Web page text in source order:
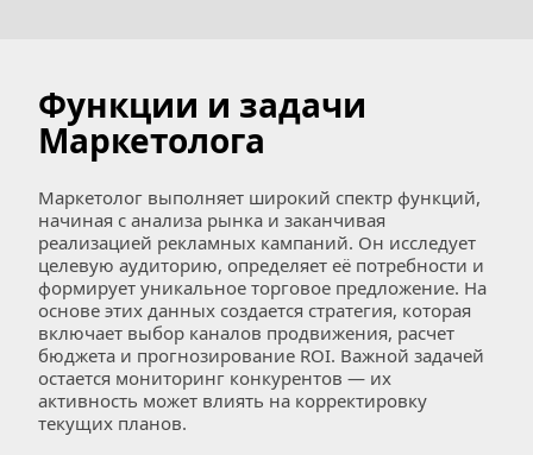
Функции и задачи
Маркетолога
Маркетолог выполняет широкий спектр функций,
начиная с анализа рынка и заканчивая
реализацией рекламных кампаний. Он исследует
целевую аудиторию, определяет её потребности и
формирует уникальное торговое предложение. На
основе этих данных создается стратегия, которая
включает выбор каналов продвижения, расчет
бюджета и прогнозирование ROI. Важной задачей
остается мониторинг конкурентов — их
активность может влиять на корректировку
текущих планов.